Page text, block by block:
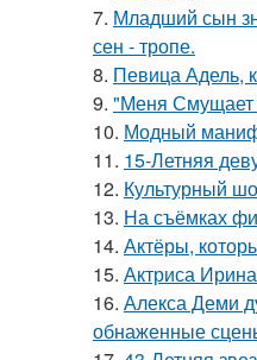
7. Младший сын
сен - тропе.
8. Певица Адель,
9. "Меня Смущает
10. Модный
11. 15-Летняя
12. Культурный
13. На съёмках
14. Актёры,
15. Актриса
16. Алекса Деми
обнаженные